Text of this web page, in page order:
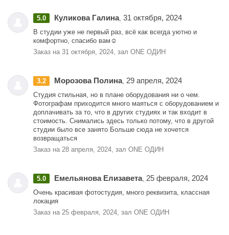
5.0 Куликова Галина, 31 октября, 2024
В студии уже не первый раз, всё как всегда уютно и
комфортно, спасибо вам☺️
Заказ на 31 октября, 2024, зал ONE ОДИН
3.2 Морозова Полина, 29 апреля, 2024
Студия стильная, но в плане оборудования ни о чем.
Фотографам приходится много маяться с оборудованием и
доплачивать за то, что в других студиях и так входит в
стоимость. Снимались здесь только потому, что в другой
студии было все занято Больше сюда не хочется
возвращаться
Заказ на 28 апреля, 2024, зал ONE ОДИН
5.0 Емельянова Елизавета, 25 февраля, 2024
Очень красивая фотостудия, много реквизита, классная
локация
Заказ на 25 февраля, 2024, зал ONE ОДИН